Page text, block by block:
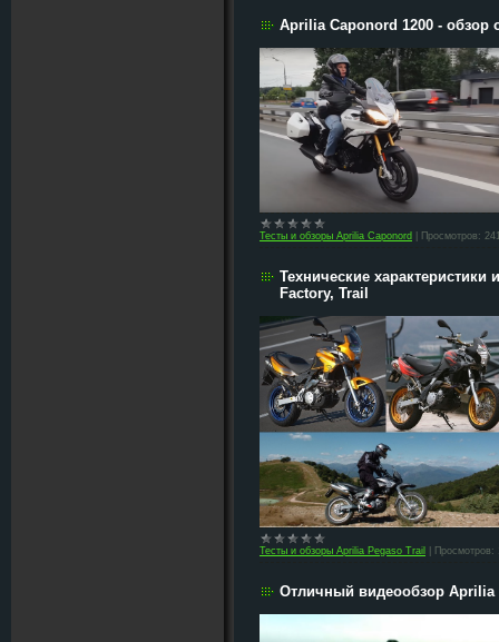
Aprilia Caponord 1200 - обзор
Тесты и обзоры Aprilia Caponord Просмотров:
Технические
Factory, Trail
Тесты и обзоры Aprilia Pegaso Trail Просмотров:
Отличный видеообзор Aprilia